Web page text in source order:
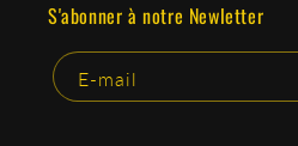
S'abonner à notre Newletter
E-mail